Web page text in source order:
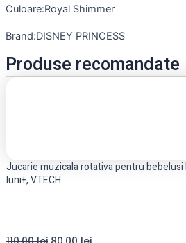
Culoare:Royal Shimmer
Brand:DISNEY PRINCESS
Produse recomandate
Jucarie muzicala rotativa pentru bebelusi
luni+, VTECH